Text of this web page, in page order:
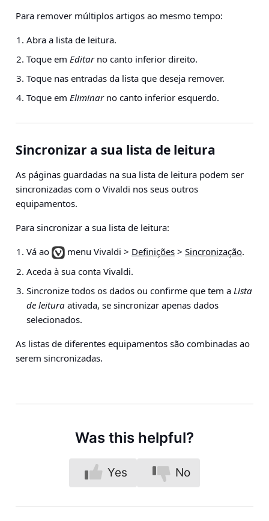
Para remover múltiplos artigos ao mesmo tempo:
Abra a lista de leitura.
Toque em Editarno canto inferior direito.
Toque nas entradas da lista que deseja remover.
Toque em Eliminarno canto inferior esquerdo.
Sincronizar a sua lista de leitura
As páginas guardadas na sua lista de leitura podem ser
sincronizadas com o Vivaldi nos seus outros
equipamentos.
Para sincronizar a sua lista de leitura:
Vá ao
menu Vivaldi > Definições > Sincronização.
Aceda à sua conta Vivaldi.
Sincronize todos os dados ou confirme que tem a Lista
de leitura ativada, se sincronizar apenas dados
selecionados.
As listas de diferentes equipamentos são combinadas ao
serem sincronizadas.
Was this helpful?
Yes No